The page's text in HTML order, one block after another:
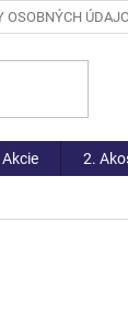
Akcie 2.